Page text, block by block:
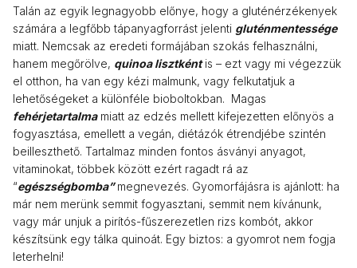
Talán az egyik legnagyobb előnye, hogy a gluténérzékenyek
számára a legfőbb tápanyagforrást jelenti gluténmentessége
miatt. Nemcsak az eredeti formájában szokás felhasználni,
hanem megőrölve, quinoa lisztkéntis – ezt vagy mi végezzük
el otthon, ha van egy kézi malmunk, vagy felkutatjuk a
lehetőségeket a különféle bioboltokban. Magas
fehérjetartalmamiatt az edzés mellett kifejezetten előnyös a
fogyasztása, emellett a vegán, diétázók étrendjébe szintén
beilleszthető. Tartalmaz minden fontos ásványi anyagot,
vitaminokat, többek között ezért ragadt rá az
“egészségbomba”megnevezés. Gyomorfájásra is ajánlott: ha
már nem merünk semmit fogyasztani, semmit nem kívánunk,
vagy már unjuk a pirítós-fűszerezetlen rizs kombót, akkor
készítsünk egy tálka quinoát. Egy biztos: a gyomrot nem fogja
leterhelni!